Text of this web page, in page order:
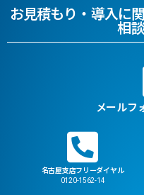
お見積もり・導入に
相
メールフ
名古屋支店フリーダイヤル
0120-1562-14